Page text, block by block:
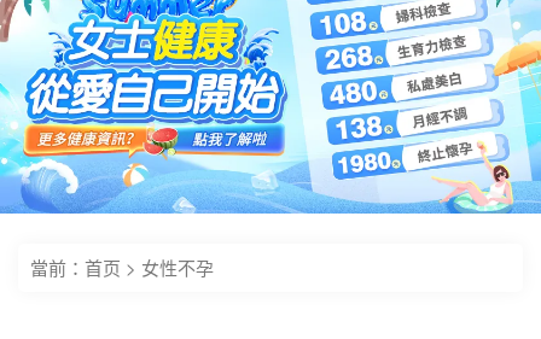
當前： 首页 > 女性不孕